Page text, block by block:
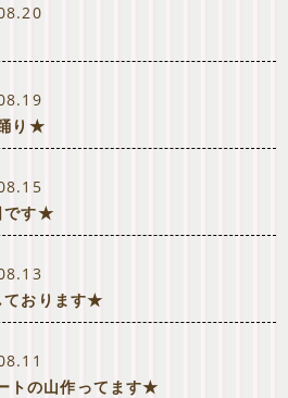
り★
です★
ております★
トの山作ってます★